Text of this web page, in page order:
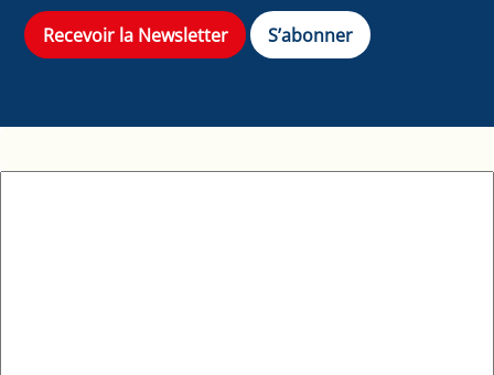
Recevoir la Newsletter S’abonner